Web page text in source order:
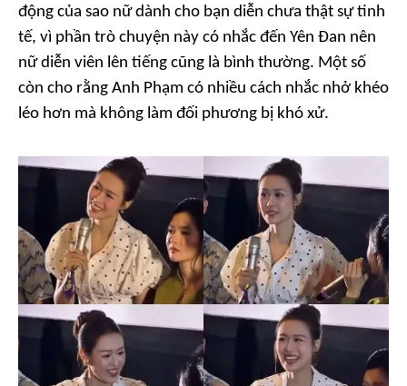
động của sao nữ dành cho bạn diễn chưa thật sự tinh
tế, vì phần trò chuyện này có nhắc đến Yên Đan nên
nữ diễn viên lên tiếng cũng là bình thường. Một số
còn cho rằng Anh Phạm có nhiều cách nhắc nhở khéo
léo hơn mà không làm đối phương bị khó xử.